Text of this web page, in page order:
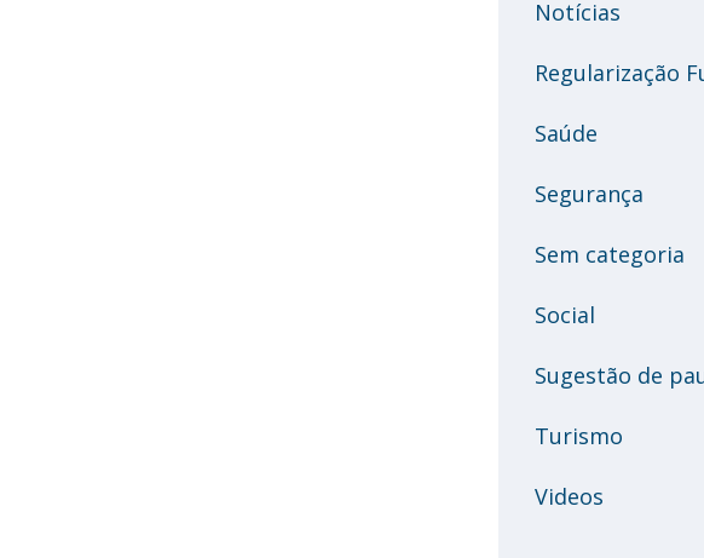
Notícias
Regularização
Saúde
Segurança
Sem categoria
Social
Sugestão de
Turismo
Videos